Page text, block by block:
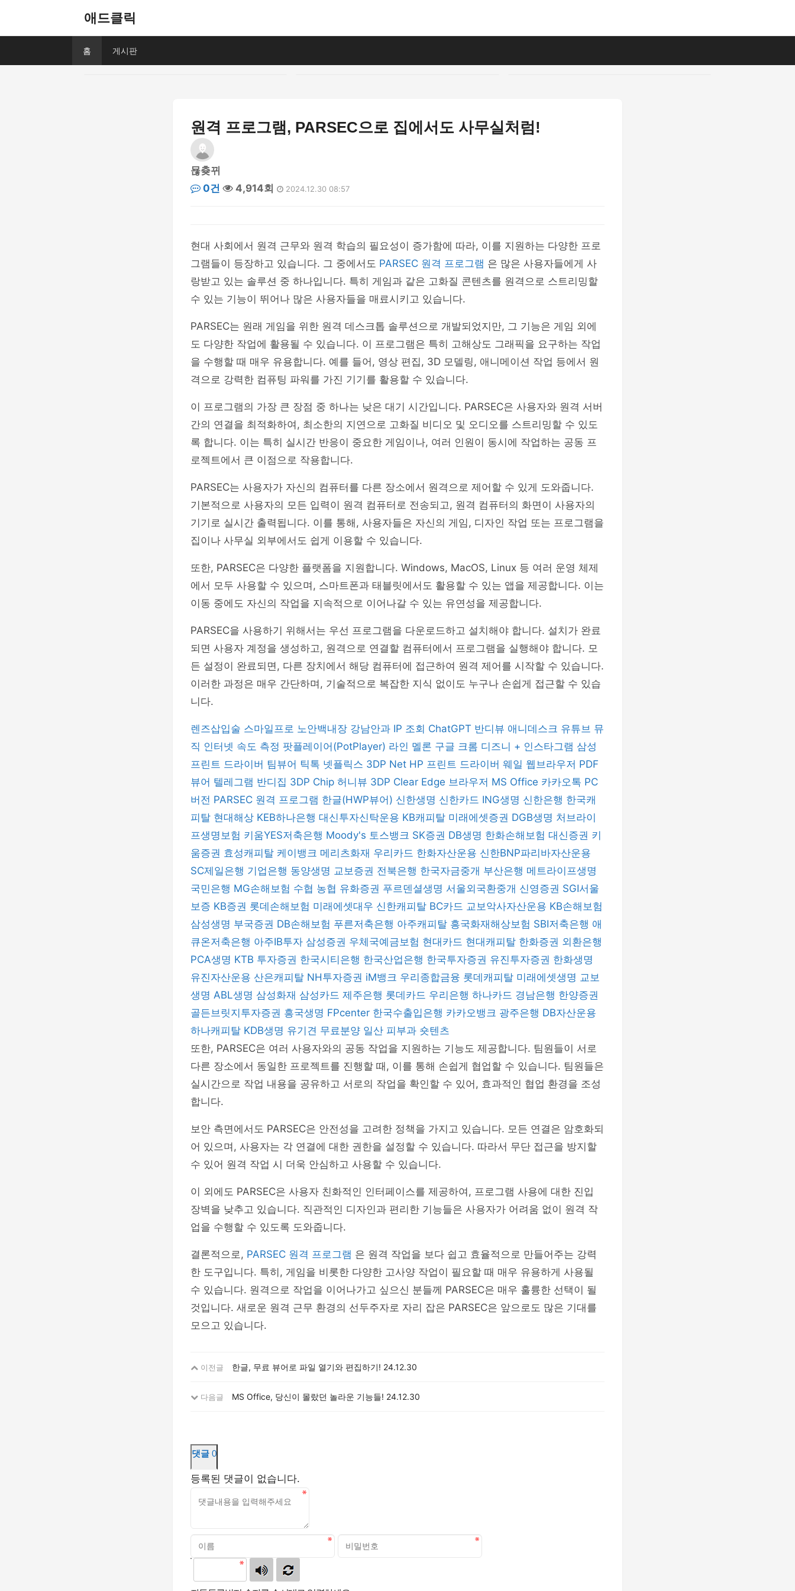
애드클릭
홈 게시판
원격 프로그램, PARSEC으로 집에서도 사무실처럼!
묞츚뀌
0건
4,914회 2024.12.30 08:57
현대 사회에서 원격 근무와 원격 학습의 필요성이 증가함에 따라, 이를 지원하는 다양한 프로
그램들이 등장하고 있습니다. 그 중에서도 PARSEC 원격 프로그램 은 많은 사용자들에게 사
랑받고 있는 솔루션 중 하나입니다. 특히 게임과 같은 고화질 콘텐츠를 원격으로 스트리밍할
수 있는 기능이 뛰어나 많은 사용자들을 매료시키고 있습니다.
PARSEC는 원래 게임을 위한 원격 데스크톱 솔루션으로 개발되었지만, 그 기능은 게임 외에
도 다양한 작업에 활용될 수 있습니다. 이 프로그램은 특히 고해상도 그래픽을 요구하는 작업
을 수행할 때 매우 유용합니다. 예를 들어, 영상 편집, 3D 모델링, 애니메이션 작업 등에서 원
격으로 강력한 컴퓨팅 파워를 가진 기기를 활용할 수 있습니다.
이 프로그램의 가장 큰 장점 중 하나는 낮은 대기 시간입니다. PARSEC은 사용자와 원격 서버
간의 연결을 최적화하여, 최소한의 지연으로 고화질 비디오 및 오디오를 스트리밍할 수 있도
록 합니다. 이는 특히 실시간 반응이 중요한 게임이나, 여러 인원이 동시에 작업하는 공동 프
로젝트에서 큰 이점으로 작용합니다.
PARSEC는 사용자가 자신의 컴퓨터를 다른 장소에서 원격으로 제어할 수 있게 도와줍니다.
기본적으로 사용자의 모든 입력이 원격 컴퓨터로 전송되고, 원격 컴퓨터의 화면이 사용자의
기기로 실시간 출력됩니다. 이를 통해, 사용자들은 자신의 게임, 디자인 작업 또는 프로그램을
집이나 사무실 외부에서도 쉽게 이용할 수 있습니다.
또한, PARSEC은 다양한 플랫폼을 지원합니다. Windows, MacOS, Linux 등 여러 운영 체제
에서 모두 사용할 수 있으며, 스마트폰과 태블릿에서도 활용할 수 있는 앱을 제공합니다. 이는
이동 중에도 자신의 작업을 지속적으로 이어나갈 수 있는 유연성을 제공합니다.
PARSEC을 사용하기 위해서는 우선 프로그램을 다운로드하고 설치해야 합니다. 설치가 완료
되면 사용자 계정을 생성하고, 원격으로 연결할 컴퓨터에서 프로그램을 실행해야 합니다. 모
든 설정이 완료되면, 다른 장치에서 해당 컴퓨터에 접근하여 원격 제어를 시작할 수 있습니다.
이러한 과정은 매우 간단하며, 기술적으로 복잡한 지식 없이도 누구나 손쉽게 접근할 수 있습
니다.
렌즈삽입술 스마일프로 노안백내장 강남안과 IP 조회 ChatGPT 반디뷰 애니데스크 유튜브 뮤
직 인터넷 속도 측정 팟플레이어(PotPlayer) 라인 멜론 구글 크롬 디즈니 + 인스타그램 삼성
프린트 드라이버 팀뷰어 틱톡 넷플릭스 3DP Net HP 프린트 드라이버 웨일 웹브라우저 PDF
뷰어 텔레그램 반디집 3DP Chip 허니뷰 3DP Clear Edge 브라우저 MS Office 카카오톡 PC
버전 PARSEC 원격 프로그램 한글(HWP뷰어) 신한생명 신한카드 ING생명 신한은행 한국캐
피탈 현대해상 KEB하나은행 대신투자신탁운용 KB캐피탈 미래에셋증권 DGB생명 처브라이
프생명보험 키움YES저축은행 Moody's 토스뱅크 SK증권 DB생명 한화손해보험 대신증권 키
움증권 효성캐피탈 케이뱅크 메리츠화재 우리카드 한화자산운용 신한BNP파리바자산운용
SC제일은행 기업은행 동양생명 교보증권 전북은행 한국자금중개 부산은행 메트라이프생명
국민은행 MG손해보험 수협 농협 유화증권 푸르덴셜생명 서울외국환중개 신영증권 SGI서울
보증 KB증권 롯데손해보험 미래에셋대우 신한캐피탈 BC카드 교보악사자산운용 KB손해보험
삼성생명 부국증권 DB손해보험 푸른저축은행 아주캐피탈 흥국화재해상보험 SBI저축은행 애
큐온저축은행 아주IB투자 삼성증권 우체국예금보험 현대카드 현대캐피탈 한화증권 외환은행
PCA생명 KTB 투자증권 한국시티은행 한국산업은행 한국투자증권 유진투자증권 한화생명
유진자산운용 산은캐피탈 NH투자증권 iM뱅크 우리종합금융 롯데캐피탈 미래에셋생명 교보
생명 ABL생명 삼성화재 삼성카드 제주은행 롯데카드 우리은행 하나카드 경남은행 한양증권
골든브릿지투자증권 흥국생명 FPcenter 한국수출입은행 카카오뱅크 광주은행 DB자산운용
하나캐피탈 KDB생명 유기견 무료분양 일산 피부과 숏텐츠
또한, PARSEC은 여러 사용자와의 공동 작업을 지원하는 기능도 제공합니다. 팀원들이 서로
다른 장소에서 동일한 프로젝트를 진행할 때, 이를 통해 손쉽게 협업할 수 있습니다. 팀원들은
실시간으로 작업 내용을 공유하고 서로의 작업을 확인할 수 있어, 효과적인 협업 환경을 조성
합니다.
보안 측면에서도 PARSEC은 안전성을 고려한 정책을 가지고 있습니다. 모든 연결은 암호화되
어 있으며, 사용자는 각 연결에 대한 권한을 설정할 수 있습니다. 따라서 무단 접근을 방지할
수 있어 원격 작업 시 더욱 안심하고 사용할 수 있습니다.
이 외에도 PARSEC은 사용자 친화적인 인터페이스를 제공하여, 프로그램 사용에 대한 진입
장벽을 낮추고 있습니다. 직관적인 디자인과 편리한 기능들은 사용자가 어려움 없이 원격 작
업을 수행할 수 있도록 도와줍니다.
결론적으로, PARSEC 원격 프로그램 은 원격 작업을 보다 쉽고 효율적으로 만들어주는 강력
한 도구입니다. 특히, 게임을 비롯한 다양한 고사양 작업이 필요할 때 매우 유용하게 사용될
수 있습니다. 원격으로 작업을 이어나가고 싶으신 분들께 PARSEC은 매우 훌륭한 선택이 될
것입니다. 새로운 원격 근무 환경의 선두주자로 자리 잡은 PARSEC은 앞으로도 많은 기대를
모으고 있습니다.
이전글 한글, 무료 뷰어로 파일 열기와 편집하기! 24.12.30
다음글 MS Office, 당신이 몰랐던 놀라운 기능들! 24.12.30
댓글 0
등록된 댓글이 없습니다.